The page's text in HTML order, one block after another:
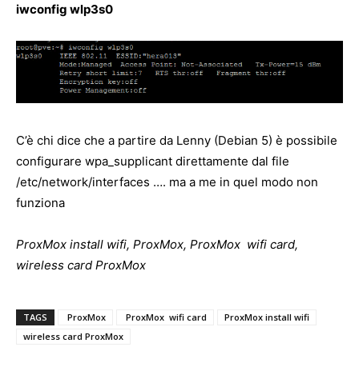
iwconfig wlp3s0
C’è chi dice che a partire da Lenny (Debian 5) è possibile
configurare wpa_supplicant direttamente dal file
/etc/network/interfaces …. ma a me in quel modo non
funziona
ProxMox install wifi, ProxMox, ProxMox wifi card,
wireless card ProxMox
TAGS ProxMox ProxMox wifi card
ProxMox install wifi
wireless card ProxMox